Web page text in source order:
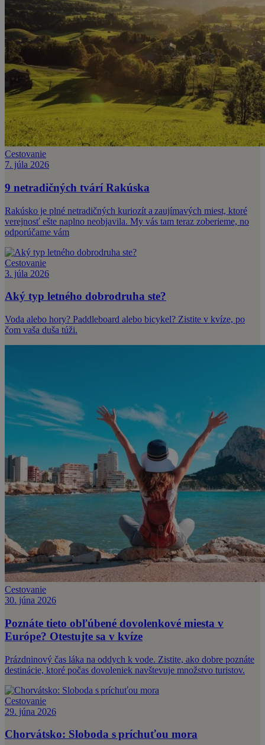
Cestovanie
7. júla 2026
9 netradičných tvárí Rakúska
Rakúsko je plné netradičných kuriozít a zaujímavých miest, ktoré
verejnosť ešte naplno neobjavila. My vás tam teraz zoberieme, no
odporúčame vám
Cestovanie
3. júla 2026
Aký typ letného dobrodruha ste?
Voda alebo hory? Paddleboard alebo bicykel? Zistite v kvíze, po
čom vaša duša túži.
Cestovanie
30. júna 2026
Poznáte tieto obľúbené dovolenkové miesta v
Európe? Otestujte sa v kvíze
Prázdninový čas láka na oddych k vode. Zistite, ako dobre poznáte
destinácie, ktoré počas dovoleniek navštevuje množstvo turistov.
Cestovanie
29. júna 2026
Chorvátsko: Sloboda s príchuťou mora